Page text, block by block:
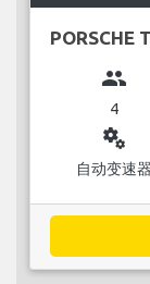
PORSCHE
group
4
miscellaneous_services
自动变速器